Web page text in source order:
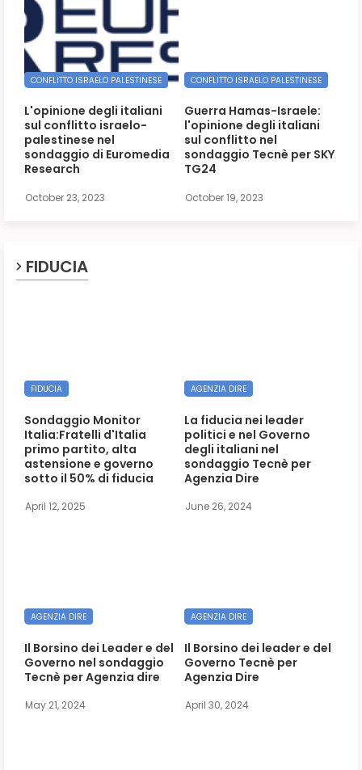
CONFLITTO ISRAELO PALESTINESE
L'opinione degli italiani
sul conflitto israelo-
palestinese nel
sondaggio di Euromedia
Research
October 23, 2023
CONFLITTO ISRAELO PALESTINESE
Guerra Hamas-Israele:
l'opinione degli italiani
sul conflitto nel
sondaggio Tecnè per SKY
TG24
October 19, 2023
FIDUCIA
FIDUCIA
Sondaggio Monitor
Italia:Fratelli d'Italia
primo partito, alta
astensione e governo
sotto il 50% di fiducia
April 12, 2025
AGENZIA DIRE
La fiducia nei leader
politici e nel Governo
degli italiani nel
sondaggio Tecnè per
Agenzia Dire
June 26, 2024
AGENZIA DIRE
Il Borsino dei Leader e del
Governo nel sondaggio
Tecnè per Agenzia dire
May 21, 2024
AGENZIA DIRE
Il Borsino dei leader e del
Governo Tecnè per
Agenzia Dire
April 30, 2024